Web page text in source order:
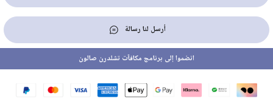
أرسل لنا رسالة
انضموا إلى برنامج مكافآت تشلدرن صالون